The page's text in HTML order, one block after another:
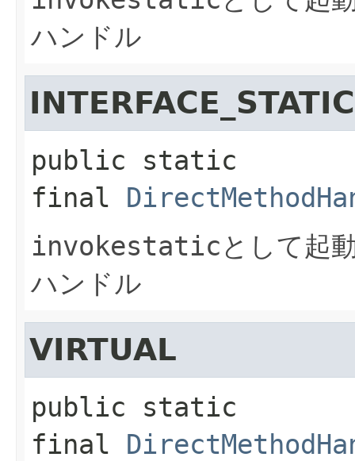
ハンドル
INTERFACE_STATIC
public static
final
invokestatic として起
ハンドル
VIRTUAL
public static
final